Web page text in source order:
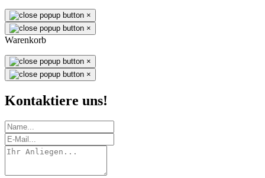
×
×
Warenkorb
×
×
Kontaktiere uns!